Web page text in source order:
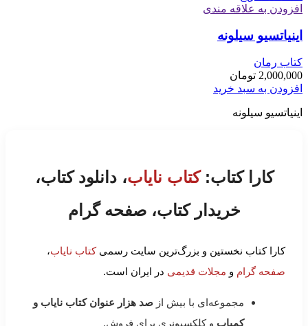
افزودن به علاقه مندی
اینیاتسیو سیلونه
کتاب رمان
2,000,000 تومان
افزودن به سبد خرید
اینیاتسیو سیلونه
کارا کتاب:کتاب نایاب، دانلود کتاب،
خریدار کتاب، صفحه گرام
کارا کتاب نخستین و بزرگ‌ترین سایت رسمیکتاب نایاب،
صفحه گرام و مجلات قدیمی در ایران است.
مجموعه‌ای با بیش از صد هزار عنوان کتاب نایاب و
کمیاب و کلکسیونری برای فروش.